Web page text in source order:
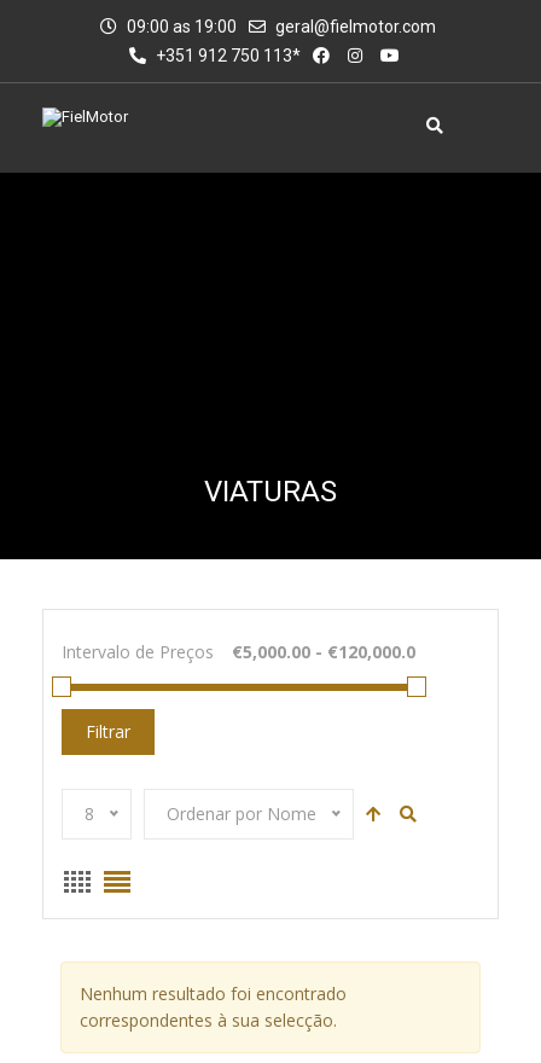
09:00 as 19:00
geral@fielmotor.com
+351 912 750 113*
VIATURAS
Intervalo de Preços
Filtrar
8 Ordenar por Nome
Nenhum resultado foi encontrado
correspondentes à sua selecção.